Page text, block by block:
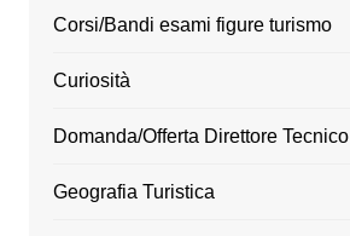
Corsi/Bandi esami figure turismo
Curiosità
Domanda/Offerta Direttore Tecnico
Geografia Turistica